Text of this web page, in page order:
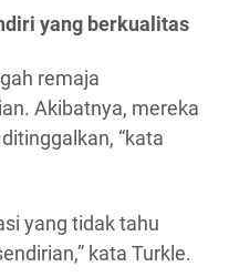
yang berkualitas
remaja
Akibatnya, mereka
“kata
yang tidak tahu
kata Turkle.